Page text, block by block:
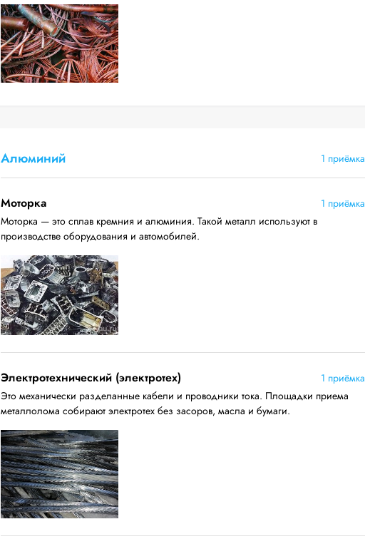
Алюминий 1 приёмка
Моторка
1 приёмка
Моторка — это сплав кремния и алюминия. Такой металл используют в
производстве оборудования и автомобилей.
Электротехнический (электротех)
1 приёмка
Это механически разделанные кабели и проводники тока. Площадки приема
металлолома собирают электротех без засоров, масла и бумаги.